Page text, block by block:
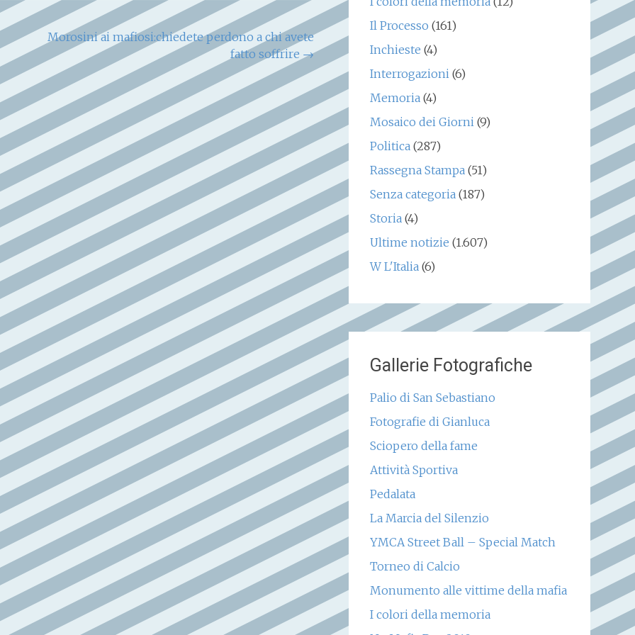
Morosini ai mafiosi:chiedete perdono a chi avete
fatto soffrire →
Il Processo (161)
Inchieste (4)
Interrogazioni(6)
Memoria(4)
Mosaico dei Giorni(9)
Politica(287)
Rassegna Stampa(51)
Senza categoria(187)
Storia(4)
Ultime notizie (1.607)
W L'Italia(6)
Gallerie Fotografiche
Palio di San Sebastiano
Fotografie di Gianluca
Sciopero della fame
Attività Sportiva
Pedalata
La Marcia del Silenzio
YMCA Street Ball – Special Match
Torneo di Calcio
Monumento alle vittime della mafia
I colori della memoria